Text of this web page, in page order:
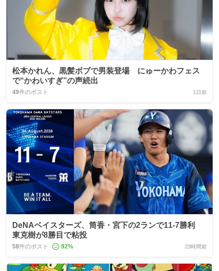
松本かれん、黒髪ボブで男装登場 にゅーかわフェス
で“かわいすぎ”の声続出
49件のポスト 1日前
DeNAベイスターズ、筒香・宮下の2ランで11-7勝利
東克樹が8勝目で粘投
58件のポスト 92% 23時間前